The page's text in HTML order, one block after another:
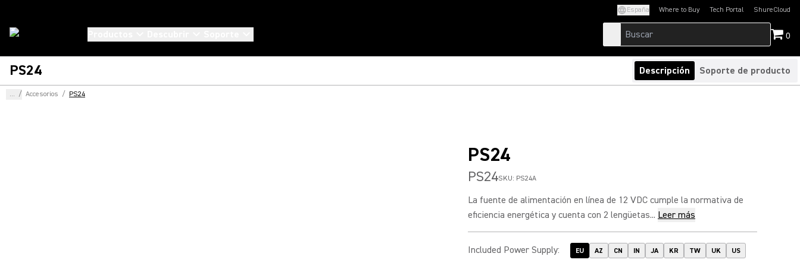
España Where to Buy Tech Portal
(Opens in a new tab)ShureCloud
(Opens in a new
0
PS24 Descripción Soporte de producto
... / Accesorios / PS24
PS24
PS24SKU: PS24A
La fuente de alimentación en línea de 12 VDC cumple la normativa de
eficiencia energética y cuenta con 2 lengüetas... Leer más
Included Power Supply: EU AZ CN IN JA KR TW UK US